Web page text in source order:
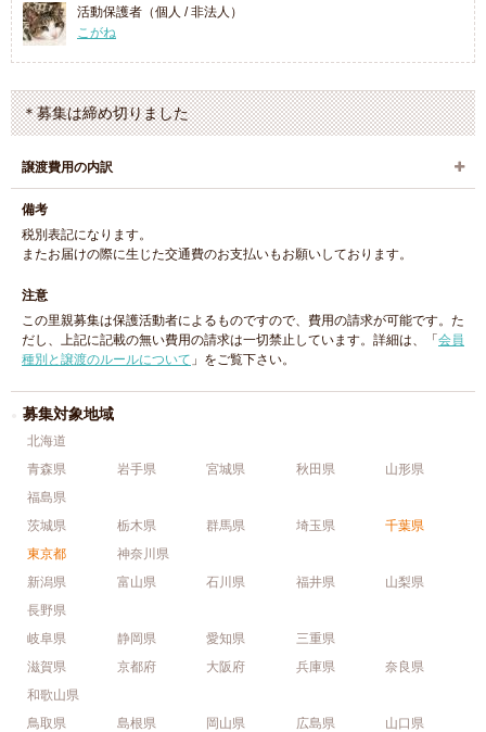
活動保護者（個人 / 非法人）
こがね
＊募集は締め切りました
譲渡費用の内訳
備考
税別表記になります。
またお届けの際に生じた交通費のお支払いもお願いしております。
注意
この里親募集は保護活動者によるものですので、費用の請求が可能です。た
だし、上記に記載の無い費用の請求は一切禁止しています。詳細は、「 会員
種別と譲渡のルールについて 」をご覧下さい。
募集対象地域
北海道
青森県
岩手県 宮城県 秋田県
山形県
福島県
茨城県
栃木県 群馬県 埼玉県
千葉県
東京都
神奈川県
新潟県
富山県 石川県 福井県
山梨県
長野県
岐阜県
静岡県 愛知県
三重県
滋賀県
京都府 大阪府 兵庫県
奈良県
和歌山県
鳥取県
島根県 岡山県 広島県
山口県